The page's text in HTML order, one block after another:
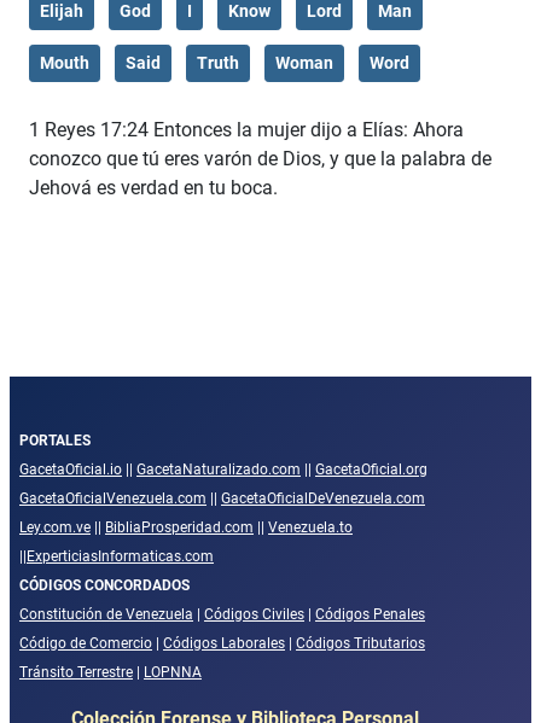
Elijah God I Know Lord Man
Mouth Said Truth Woman Word
1 Reyes 17:24 Entonces la mujer dijo a Elías: Ahora
conozco que tú eres varón de Dios, y que la palabra de
Jehová es verdad en tu boca.
PORTALES
GacetaOficial.io
GacetaNaturalizado.com
GacetaOficial.org
GacetaOficialVenezuela.com
GacetaOficialDeVenezuela.com
Ley.com.ve
BibliaProsperidad.com
Venezuela.to
ExperticiasInformaticas.com
CÓDIGOS CONCORDADOS
Constitución de Venezuela
Códigos Civiles
Códigos Penales
Código de Comercio
Códigos Laborales
Códigos Tributarios
Tránsito Terrestre
LOPNNA